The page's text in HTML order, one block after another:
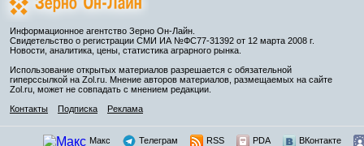
Информационное агентство Зерно Он-Лайн.
Свидетельство о регистрации СМИ ИА №ФС77-31392 от 12 марта 2008 г.
Новости, аналитика, цены, статистика аграрного рынка.
Использование открытых материалов разрешается с обязательной
гиперссылкой на Zol.ru. Мнение авторов материалов, размещаемых на сайте
Zol.ru, может не совпадать с мнением редакции.
Контакты
Подписка Реклама
Макс Телеграм RSS PDA ВКонтакте